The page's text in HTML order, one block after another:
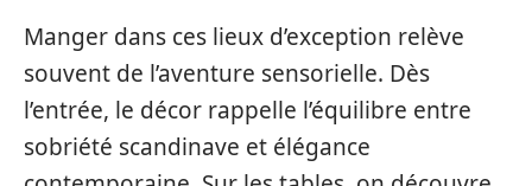
Manger dans ces lieux d’exception relève
souvent de l’aventure sensorielle. Dès
l’entrée, le décor rappelle l’équilibre entre
sobriété scandinave et élégance